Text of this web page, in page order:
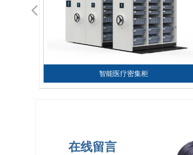
智能医疗密集柜
넳
在线留言